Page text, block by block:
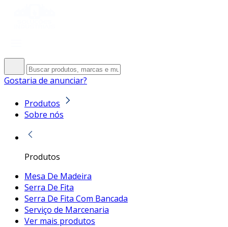
Gostaria de anunciar?
Produtos
Sobre nós
Produtos
Mesa De Madeira
Serra De Fita
Serra De Fita Com Bancada
Serviço de Marcenaria
Ver mais produtos